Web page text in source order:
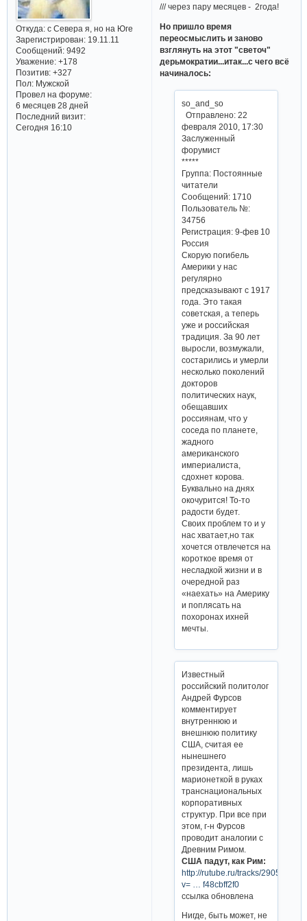
Откуда:с Севера я, но на Юге
Зарегистрирован: 19.11.11
Сообщений:9492
Уважение: +178
Позитив: +327
Пол:Мужской
Провел на форуме:
6 месяцев 28 дней
Последний визит:
Сегодня 16:10
/// через пару месяцев - 2года!
Но пришло время
переосмыслить и заново
взглянуть на этот "светоч"
дерьмократии...итак...с чего всё
начиналось:
so_and_so
Отправлено: 22
февраля 2010, 17:30
Заслуженный
форумист
*****
Группа: Постоянные
читатели
Сообщений: 1710
Пользователь №:
34756
Регистрация: 9-фев 10
Россия
Скорую погибель
Америки у нас
регулярно
предсказывают с 1917
года. Это такая
советская, а теперь
уже и российская
традиция. За 90 лет
выросли, возмужали,
состарились и умерли
несколько поколений
докторов
политических наук,
обещавших
россиянам, что у
соседа по планете,
жадного
американского
империалиста,
сдохнет корова.
Буквально на днях
окочурится! То-то
радости будет.
Своих проблем то и у
нас хватает,но так
хочется отвлечется на
короткое время от
несладкой жизни и в
очередной раз
«наехать» на Америку
и поплясать на
похоронах ихней
мечты.
Известный
российский политолог
Андрей Фурсов
комментирует
внутреннюю и
внешнюю политику
США, считая ее
нынешнего
президента, лишь
марионеткой в руках
транснациональных
корпоративных
структур. При все при
этом, г-н Фурсов
проводит аналогии с
Древним Римом.
США падут, как Рим:
http://rutube.ru/tracks/
v= … f48cbff2f0
ссылка обновлена
Нигде, быть может, не